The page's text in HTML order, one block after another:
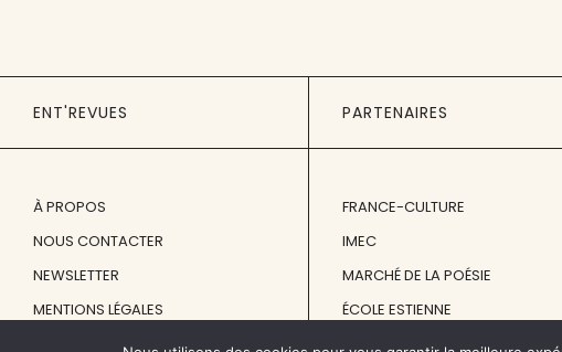
ENT'REVUES
À PROPOS
NOUS CONTACTER
NEWSLETTER
MENTIONS LÉGALES
PARTENAIRES
FRANCE-CULTURE
IMEC
MARCHÉ DE LA POÉSIE
ÉCOLE ESTIENNE